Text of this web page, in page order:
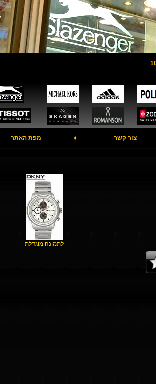
צור קשר ♦ מפת האתר
לתמונה מוגדלת